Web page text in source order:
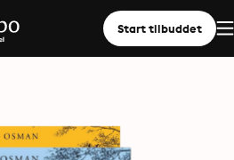
Start tilbuddet